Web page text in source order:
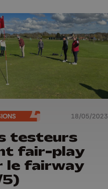
18/05/2023
testeurs
fair-play
le fairway